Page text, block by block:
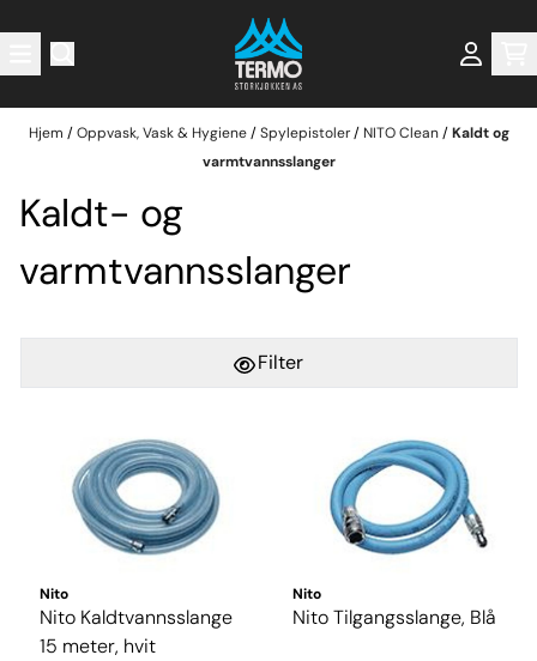
Hjem /Oppvask, Vask & Hygiene/Spylepistoler/ NITO Clean/Kaldt og
varmtvannsslanger
Kaldt- og
varmtvannsslanger
Filter
Nito
Nito Kaldtvannsslange
15 meter, hvit
Nito
Nito Tilgangsslange, Blå